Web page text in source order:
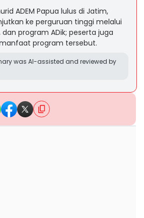
ADEM Papua lulus di Jatim,
ke perguruan tinggi melalui
dan program ADik; peserta juga
program tersebut.
was AI-assisted and reviewed by